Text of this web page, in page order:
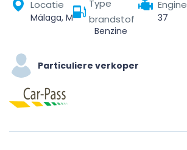
Locatie
Málaga, Málaga-Costa del Sol, Malaga, Andalusia, Spain
Type
brandstof
Benzine
Engine
37
Particuliere verkoper